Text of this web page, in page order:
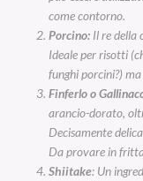
come contorno.
Porcino: Il re della
Ideale per risotti
funghi porcini?)
Finferlo o
arancio-dorato,
Decisamente
Da provare in
Shiitake: Un